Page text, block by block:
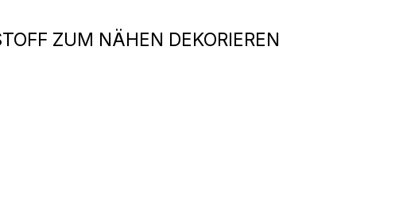
ZUM NÄHEN DEKORIEREN